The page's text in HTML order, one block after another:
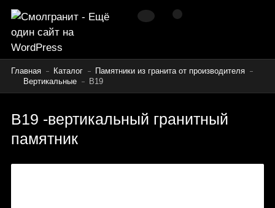
Главная Каталог
Памятники из гранита от производителя
Вертикальные
B19
В19 -вертикальный гранитный
памятник